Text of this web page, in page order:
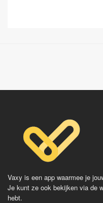
Vaxy is een app waarmee je
Je kunt ze ook bekijken via de
hebt.